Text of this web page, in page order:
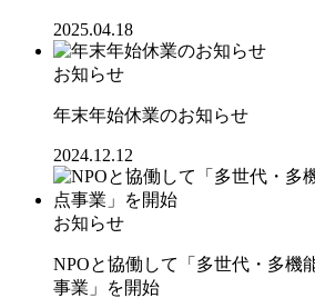
2025.04.18
お知らせ
年末年始休業のお知らせ
2024.12.12
お知らせ
NPOと協働して「多世代・多機
事業」を開始